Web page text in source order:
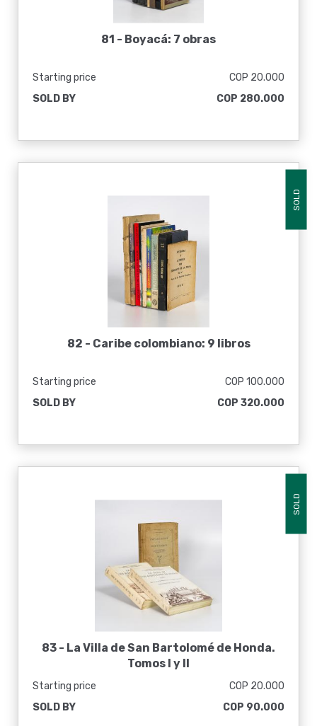
81 - Boyacá: 7 obras
Starting price
COP 20.000
SOLD BY
COP 280.000
SOLD
82 - Caribe colombiano: 9 libros
Starting price
COP 100.000
SOLD BY
COP 320.000
SOLD
83 - La Villa de San Bartolomé de Honda.
Tomos I y II
Starting price
COP 20.000
SOLD BY
COP 90.000